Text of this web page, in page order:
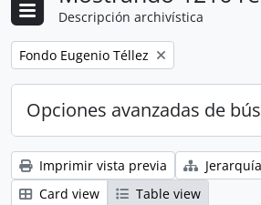
Descripción archivística
Remove filter:
Fondo Eugenio Téllez
Opciones avanzadas de
Imprimir vista previa
Jerarquía
Card view
Table view